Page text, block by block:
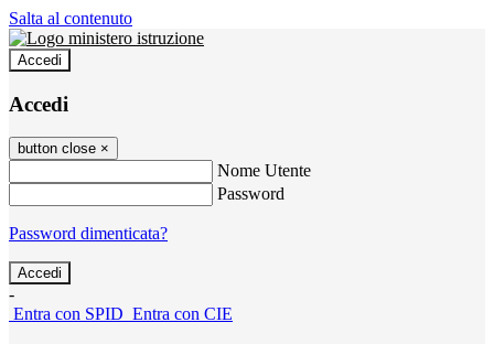
Salta al contenuto
Accedi
Accedi
button close ×
Nome Utente
Password
Password dimenticata?
-
Entra con SPID Entra con CIE